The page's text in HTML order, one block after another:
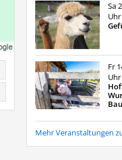
Sa
Uhr
Fr
Uhr
Mehr Veranstaltungen